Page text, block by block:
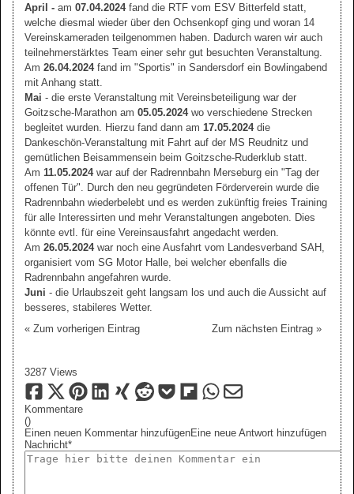
April - am 07.04.2024 fand die RTF vom ESV Bitterfeld statt,
welche diesmal wieder über den Ochsenkopf ging und woran 14
Vereinskameraden teilgenommen haben. Dadurch waren wir auch
teilnehmerstärktes Team einer sehr gut besuchten Veranstaltung.
Am 26.04.2024fand im "Sportis" in Sandersdorf ein Bowlingabend
mit Anhang statt.
Mai - die erste Veranstaltung mit Vereinsbeteiligung war der
Goitzsche-Marathon am 05.05.2024 wo verschiedene Strecken
begleitet wurden. Hierzu fand dann am 17.05.2024die
Dankeschön-Veranstaltung mit Fahrt auf der MS Reudnitz und
gemütlichen Beisammensein beim Goitzsche-Ruderklub statt.
Am 11.05.2024 war auf der Radrennbahn Merseburg ein "Tag der
offenen Tür". Durch den neu gegründeten Förderverein wurde die
Radrennbahn wiederbelebt und es werden zukünftig freies Training
für alle Interessirten und mehr Veranstaltungen angeboten. Dies
könnte evtl. für eine Vereinsausfahrt angedacht werden.
Am 26.05.2024war noch eine Ausfahrt vom Landesverband SAH,
organisiert vom SG Motor Halle, bei welcher ebenfalls die
Radrennbahn angefahren wurde.
Juni - die Urlaubszeit geht langsam los und auch die Aussicht auf
besseres, stabileres Wetter.
« Zum vorherigen Eintrag
Zum nächsten Eintrag »
3287 Views
Kommentare
()
Einen neuen Kommentar hinzufügenEine neue Antwort hinzufügen
Nachricht*